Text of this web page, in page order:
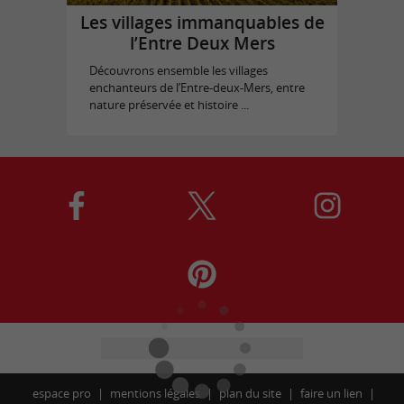
Les villages immanquables de
l’Entre Deux Mers
Découvrons ensemble les villages
enchanteurs de l’Entre-deux-Mers, entre
nature préservée et histoire ...
espace pro mentions légales plan du site faire un lien